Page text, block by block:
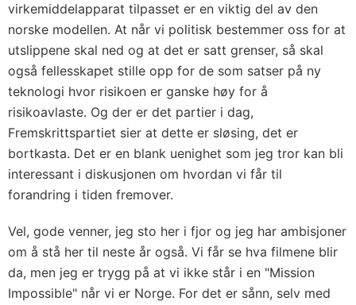
virkemiddelapparat tilpasset er en viktig del av den
norske modellen. At når vi politisk bestemmer oss for at
utslippene skal ned og at det er satt grenser, så skal
også fellesskapet stille opp for de som satser på ny
teknologi hvor risikoen er ganske høy for å
risikoavlaste. Og der er det partier i dag,
Fremskrittspartiet sier at dette er sløsing, det er
bortkasta. Det er en blank uenighet som jeg tror kan bli
interessant i diskusjonen om hvordan vi får til
forandring i tiden fremover.
Vel, gode venner, jeg sto her i fjor og jeg har ambisjoner
om å stå her til neste år også. Vi får se hva filmene blir
da, men jeg er trygg på at vi ikke står i en "Mission
Impossible" når vi er Norge. For det er sånn, selv med